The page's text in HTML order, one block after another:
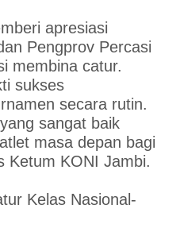
apresiasi
Pengprov Percasi
membina catur.
sukses
secara rutin.
sangat baik
masa depan bagi
Ketum KONI Jambi.
Kelas Nasional-